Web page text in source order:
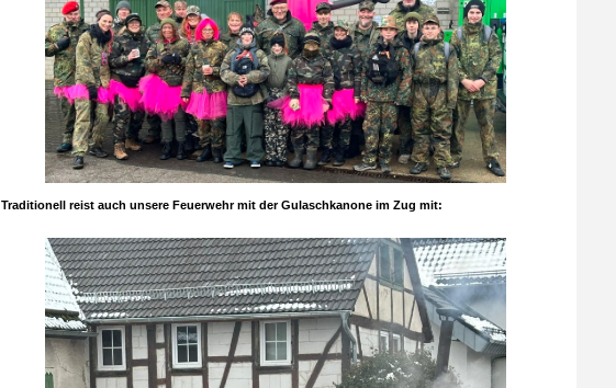
Traditionell reist auch unsere Feuerwehr mit der Gulaschkanone im Zug mit: